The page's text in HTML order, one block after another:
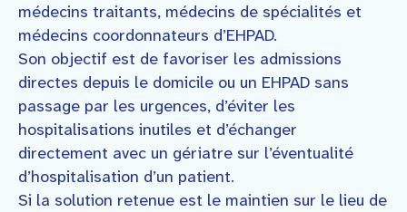
médecins traitants, médecins de spécialités et
médecins coordonnateurs d’EHPAD.
Son objectif est de favoriser les admissions
directes depuis le domicile ou un EHPAD sans
passage par les urgences, d’éviter les
hospitalisations inutiles et d’échanger
directement avec un gériatre sur l’éventualité
d’hospitalisation d’un patient.
Si la solution retenue est le maintien sur le lieu de